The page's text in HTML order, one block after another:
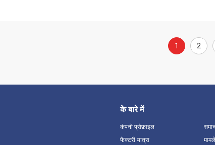
1 2
के बारे में
कंपनी प्रोफ़ाइल
फैक्टरी यात्रा
मामले